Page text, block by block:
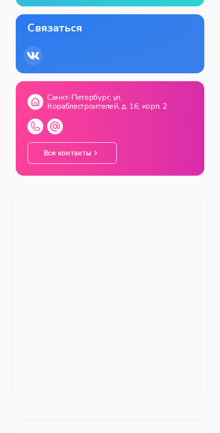
Связаться
Санкт-Петербург, ул.
Кораблестроителей, д. 16, корп. 2
Все контакты